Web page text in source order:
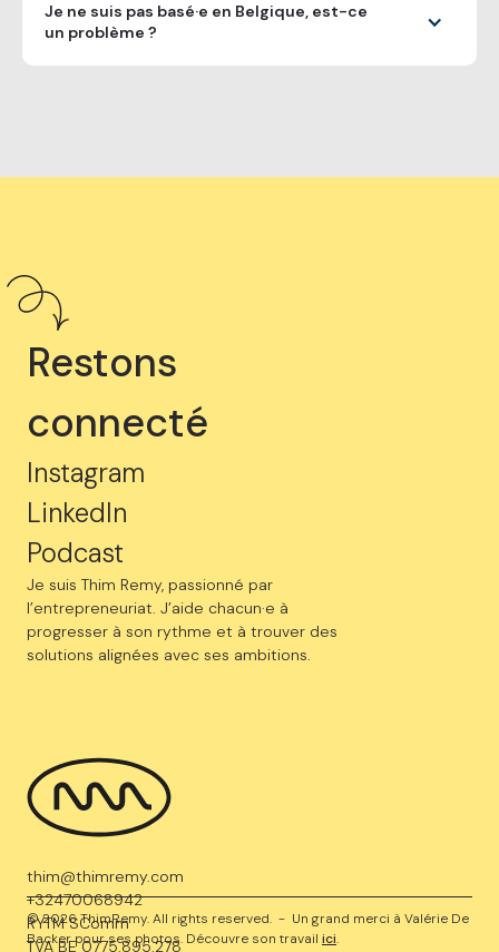
Je ne suis pas basé·e en Belgique, est-ce
un problème ?
thim@thimremy.com
‍+32470068942
RYTM SComm
TVA BE 0775.895.278
Restons
connecté
Instagram
LinkedIn
Podcast
Je suis Thim Remy, passionné par
l’entrepreneuriat. J’aide chacun·e à
progresser à son rythme et à trouver des
solutions alignées avec ses ambitions.
© 2026 ThimRemy. All rights reserved. - Un grand merci à Valérie De
Backer pour ses photos. Découvre son travail ici.